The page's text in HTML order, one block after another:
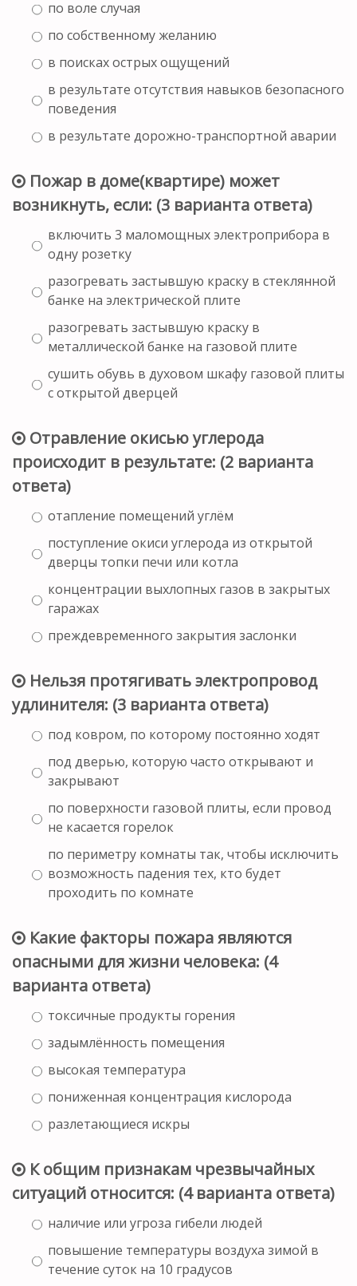
по воле случая
по собственному желанию
в поисках острых ощущений
в результате отсутствия навыков безопасного
поведения
в результате дорожно-транспортной аварии
Пожар в доме(квартире) может
возникнуть, если: (3 варианта ответа)
включить 3 маломощных электроприбора в
одну розетку
разогревать застывшую краску в стеклянной
банке на электрической плите
разогревать застывшую краску в
металлической банке на газовой плите
сушить обувь в духовом шкафу газовой плиты
с открытой дверцей
Отравление окисью углерода
происходит в результате: (2 варианта
ответа)
отапление помещений углём
поступление окиси углерода из открытой
дверцы топки печи или котла
концентрации выхлопных газов в закрытых
гаражах
преждевременного закрытия заслонки
Нельзя протягивать электропровод
удлинителя: (3 варианта ответа)
под ковром, по которому постоянно ходят
под дверью, которую часто открывают и
закрывают
по поверхности газовой плиты, если провод
не касается горелок
по периметру комнаты так, чтобы исключить
возможность падения тех, кто будет
проходить по комнате
Какие факторы пожара являются
опасными для жизни человека: (4
варианта ответа)
токсичные продукты горения
задымлённость помещения
высокая температура
пониженная концентрация кислорода
разлетающиеся искры
К общим признакам чрезвычайных
ситуаций относится: (4 варианта ответа)
наличие или угроза гибели людей
повышение температуры воздуха зимой в
течение суток на 10 градусов